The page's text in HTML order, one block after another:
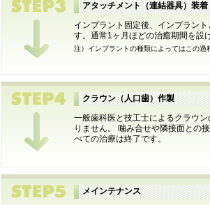
アタッチメント（連結器具）装着
インプラント固定後、インプラン
す。通常1ヶ月ほどの治癒期間を設
注）インプラントの種類によってはこの過
クラウン（人口歯）作製
一般歯科医と技工士によるクラウ
りません。 噛み合せや隣接面との
べての治療は終了です。
メインテナンス